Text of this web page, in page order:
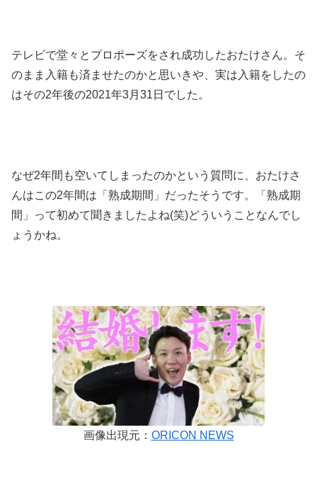
テレビで堂々とプロポーズをされ成功したおたけさん。そ
のまま入籍も済ませたのかと思いきや、実は入籍をしたの
はその2年後の2021年3月31日でした。
なぜ2年間も空いてしまったのかという質問に、おたけさ
んはこの2年間は「熟成期間」だったそうです。「熟成期
間」って初めて聞きましたよね(笑)どういうことなんでし
ょうかね。
画像出現元： ORICON NEWS